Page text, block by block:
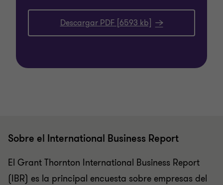
Descargar PDF [6593 kb]
Sobre el International Business Report
El Grant Thornton International Business Report
(IBR) es la principal encuesta sobre empresas del